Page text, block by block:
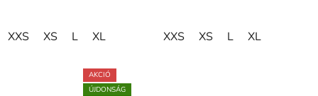
XXS XS L XL XXS XS L XL
AKCIÓ
ÚJDONSÁG